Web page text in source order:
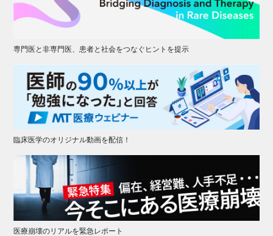
専門医と非専門医、患者と社会をつなぐヒントを提示
臨床医学のオリジナル動画を配信！
医療崩壊のリアルを緊急レポート